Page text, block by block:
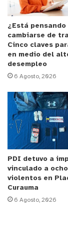
seguridad
personas en
segura, evitar
pero con
mano de
intervenir de
solamente
perspectivas,
lograruna
comunal.
“De día es
un peligro,
perohan
vecinas,
transitan por
¿Está pensando
cambiarse de
Cinco claves
en medio del
desempleo
6 Agosto, 2026
PDI detuvo a
vinculado a
violentos en
Curauma
6 Agosto, 2026